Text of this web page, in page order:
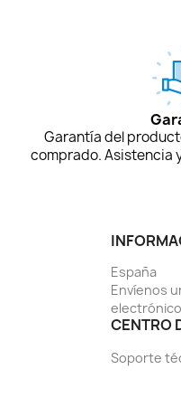
Garantía del
comprado. Asistencia
España
Envíenos
CENTRO
Soporte